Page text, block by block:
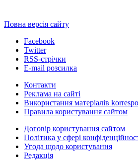
Повна версія сайту
Facebook
Twitter
RSS-стрічки
E-mail розсилка
Контакти
Реклама на сайті
Використання матеріалів
Правила користування сайтом
Договір користування сайтом
Політика у сфері
Угода щодо користування
Редакція